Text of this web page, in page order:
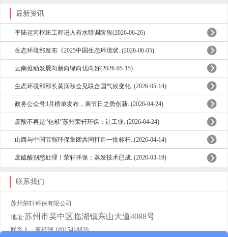
最新资讯
平陆运河枢纽工程进入有水联调阶段(2026-06-26)
生态环境部发布《2025中国生态环境状..(2026-06-05)
云南推动发展向新向绿向优向好(2026-05-15)
生态环境部部长黄润秋会见联合国气候变化..(2026-05-14)
政务公众号3月榜单发布，乘节日之势创新..(2026-04-24)
废酸不再是“包袱”苏州荣轩环保：让工业..(2026-04-24)
山西与中国节能环保集团共同打造一批标杆..(2026-04-14)
废硫酸别愁处理！荣轩环保：蒸发技术已成..(2026-03-19)
联系我们
苏州荣轩环保有限公司
地址:苏州市吴中区临湖镇东山大道4088号
联系人：董经理 18915418820